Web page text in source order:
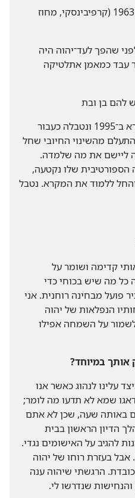
1963 (‏קרפיבינסקי,‏ מחוז
שהפך לעד־יהוה היה
עבד כמאמן אתלטיקה
אשתו החלה ללמוד את המקרא ב־1995 ונטבלה כעבור
מהשינוי החיובי שחל
ליישם את מה שלמדה.‏
שלו נקטעה,‏
ללמוד את המקרא.‏ נטבל
קדימה ושומר על
כל מה שיש בכוחי כדי
פועל מבחינה רוחנית.‏ אני
הנפלאות של יהוה
על השמחה אפילו
במיוחד?‏
עלינו לנהוג כאשר אנו
שמא לא תדעו מה לומר;‏
באותה שעה,‏ שכן לא אתם
הדיון הראשון בבית
להגיב על האישומים נגדי.‏
בעזרת רוחו של יהוה
הרגשתי שיהוה ענה
שנדרשו לי.‏